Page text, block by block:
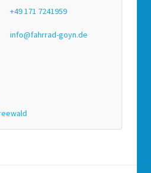
+49 171 7241959
info@fahrrad-goyn.de